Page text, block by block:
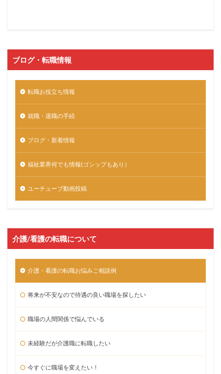
ブログ・転職情報
転職お役立ち情報
就職・退職の手続
ブログ・新着情報
福祉業界何でも情報(ゴシップもあり）
ユーチューブ動画投稿
介護/看護の転職について
介護・看護の転職お悩みご相談例
将来が不安なので待遇の良い職場を探したい
職場の人間関係で悩んでいる
未経験だが介護職に転職したい
今すぐに職場を変えたい！